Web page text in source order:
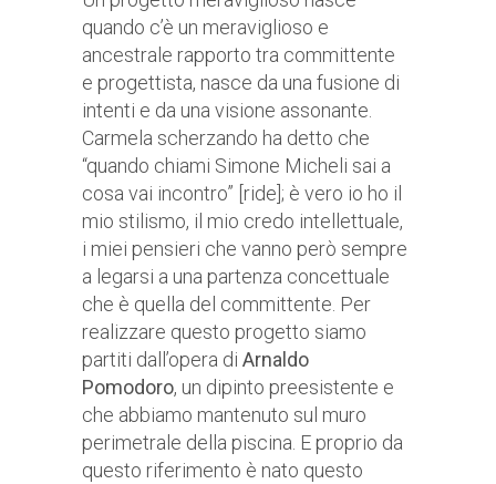
quando c’è un meraviglioso e
ancestrale rapporto tra committente
e progettista, nasce da una fusione di
intenti e da una visione assonante.
Carmela scherzando ha detto che
“quando chiami Simone Micheli sai a
cosa vai incontro” [ride]; è vero io ho il
mio stilismo, il mio credo intellettuale,
i miei pensieri che vanno però sempre
a legarsi a una partenza concettuale
che è quella del committente. Per
realizzare questo progetto siamo
partiti dall’opera di Arnaldo
Pomodoro, un dipinto preesistente e
che abbiamo mantenuto sul muro
perimetrale della piscina. E proprio da
questo riferimento è nato questo